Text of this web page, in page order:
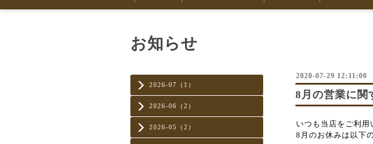
2026-07（1）
2026-06（2）
2026-05（2）
お知らせ
2020-07-29 12:11:00
8月の営業に関
いつも当店をご利用
8月のお休みは以下